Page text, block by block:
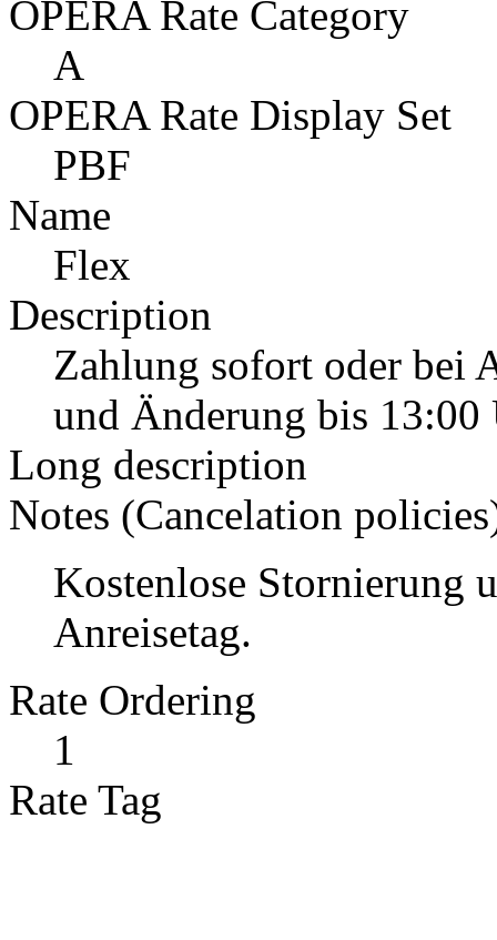
OPERA Rate Category
A
OPERA Rate Display Set
PBF
Name
Flex
Description
Zahlung sofort oder bei
und Änderung bis 13:00
Long description
Notes (Cancelation
Kostenlose Stornierung
Anreisetag.
Rate Ordering
1
Rate Tag